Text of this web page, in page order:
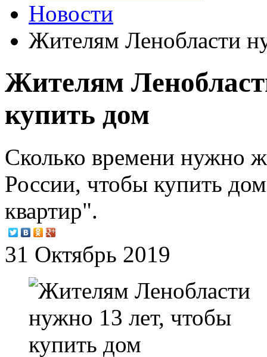
Новости
Жителям Ленобласти
Жителям
купить дом
Сколько времени нужно
России, чтобы купить
квартир".
31 Октябрь 2019